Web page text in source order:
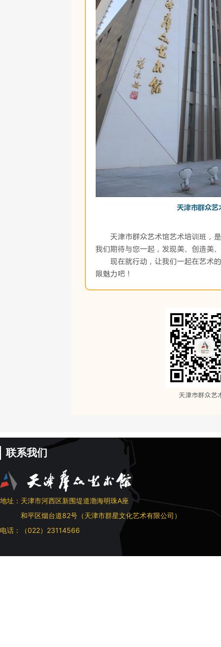
联系我们
地址：天津市河西区新围堤道渤海明珠A座
和平区烟台道82号（天津市群星文化艺术有限公司）
电话：（022）23114566